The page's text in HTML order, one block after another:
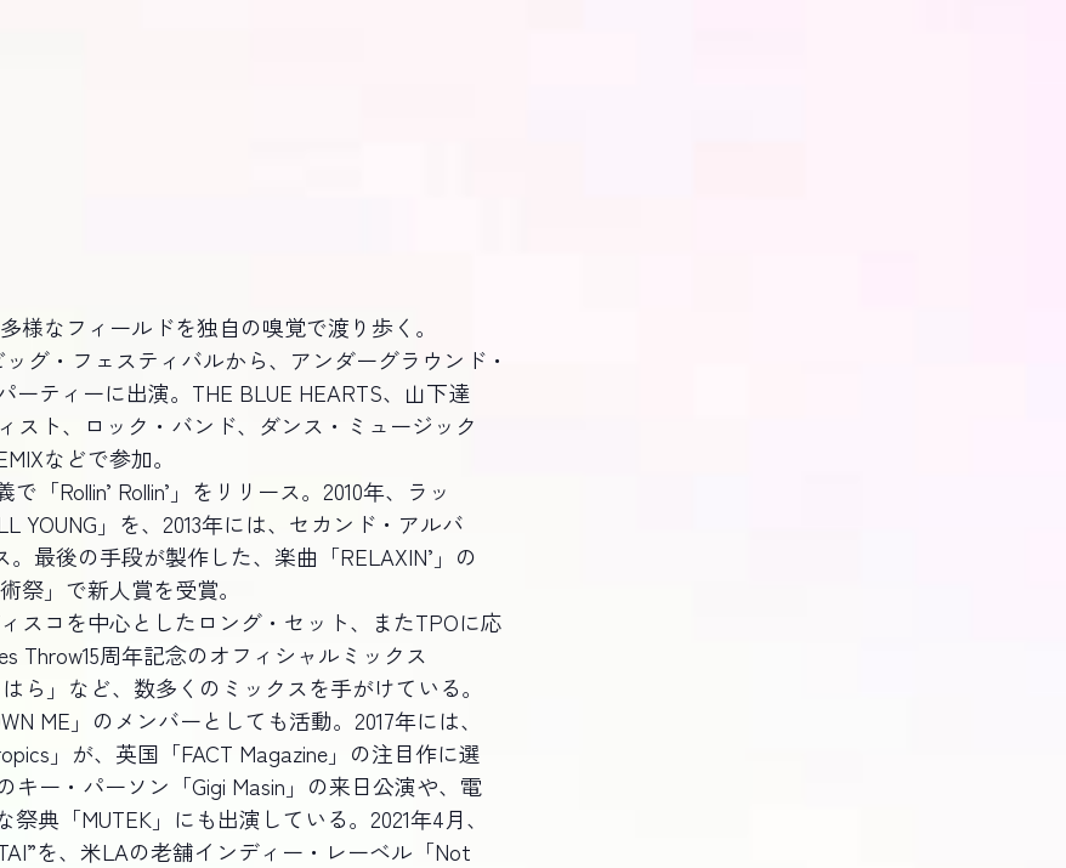
様なフィールドを独自の嗅覚で渡り歩く。
ッグ・フェスティバルから、アンダーグラウンド・
ティーに出演。THE BLUE HEARTS、山下達
スト、ロック・バンド、ダンス・ミュージック
などで参加。
「Rollin’ Rollin’」をリリース。2010年、ラッ
YOUNG」を、2013年には、セカンド・アルバ
。最後の手段が製作した、楽曲「RELAXIN’」の
祭」で新人賞を受賞。
スコを中心としたロング・セット、またTPOに応
Throw15周年記念のオフィシャルミックス
はら」など、数多くのミックスを手がけている。
ME」のメンバーとしても活動。2017年には、
」が、英国「FACT Magazine」の注目作に選
キー・パーソン「Gigi Masin」の来日公演や、電
典「MUTEK」にも出演している。2021年4月、
を、米LAの老舗インディー・レーベル「Not